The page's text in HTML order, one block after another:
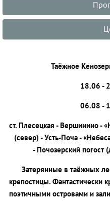
Таёжное
18.06 -
06.08 -
ст. Плесецкая - Вершинино -
(север) - Усть-Поча -
- Почозерский погост
Затерянные в таёжных
крепостицы. Фантастически
поэтичными островами и